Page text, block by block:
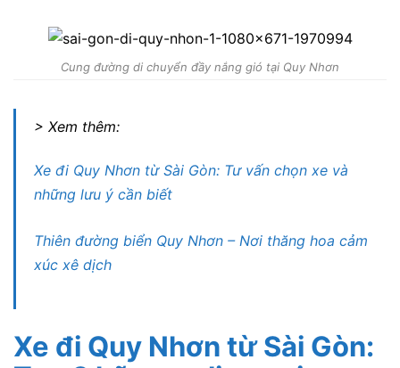
Cung đường di chuyển đầy nắng gió tại Quy Nhơn
> Xem thêm:
Xe đi Quy Nhơn từ Sài Gòn: Tư vấn chọn xe và
những lưu ý cần biết
Thiên đường biển Quy Nhơn – Nơi thăng hoa cảm
xúc xê dịch
Xe đi Quy Nhơn từ Sài Gòn: